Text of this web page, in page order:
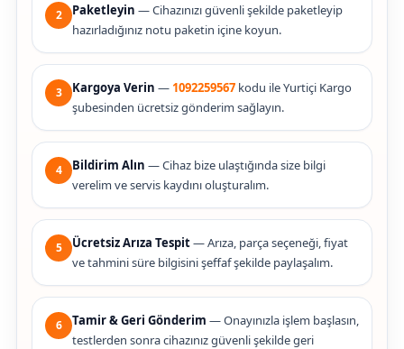
2 Paketleyin — Cihazınızı güvenli şekilde paketleyip
hazırladığınız notu paketin içine koyun.
3 Kargoya Verin — 1092259567 kodu ile Yurtiçi Kargo
şubesinden ücretsiz gönderim sağlayın.
4 Bildirim Alın — Cihaz bize ulaştığında size bilgi
verelim ve servis kaydını oluşturalım.
5 Ücretsiz Arıza Tespit— Arıza, parça seçeneği, fiyat
ve tahmini süre bilgisini şeffaf şekilde paylaşalım.
6 Tamir & Geri Gönderim — Onayınızla işlem başlasın,
testlerden sonra cihazınız güvenli şekilde geri